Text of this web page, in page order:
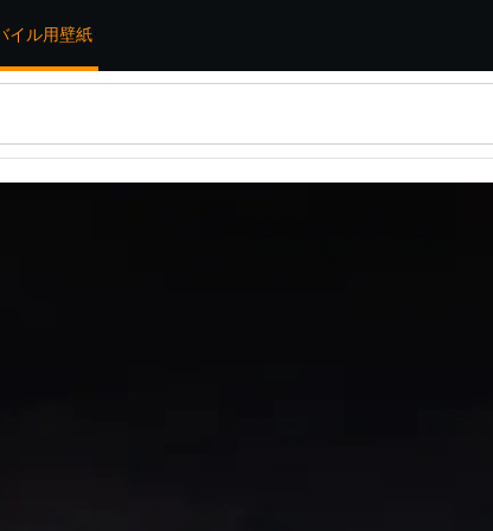
イル用壁紙